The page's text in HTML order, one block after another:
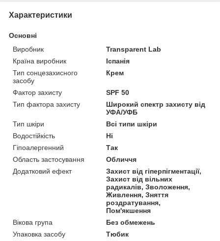
Характеристики
Основні
Виробник
Transparent Lab
Країна виробник
Іспанія
Тип сонцезахисного
засобу
Крем
Фактор захисту
SPF 50
Тип фактора захисту
Широкий спектр захисту від
УФА/УФБ
Тип шкіри
Всі типи шкіри
Водостійкість
Ні
Гіпоалергенний
Так
Область застосування
Обличчя
Додатковий ефект
Захист від гіперпігментації,
Захист від вільних
радикалів, Зволоження,
Живлення, Зняття
роздратування,
Пом'якшення
Вікова група
Без обмежень
Упаковка засобу
Тюбик